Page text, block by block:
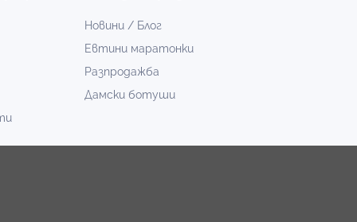
Новини / Блог
Евтини маратонки
Разпродажба
Дамски ботуши